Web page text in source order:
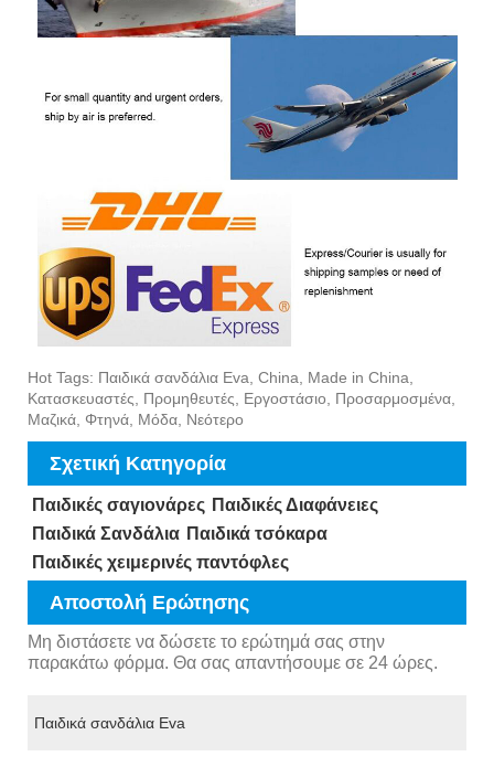
Hot Tags: Παιδικά σανδάλια Eva, China, Made in China,
Κατασκευαστές, Προμηθευτές, Εργοστάσιο, Προσαρμοσμένα,
Μαζικά, Φτηνά, Μόδα, Νεότερο
Σχετική Κατηγορία
Παιδικές σαγιονάρες Παιδικές Διαφάνειες
Παιδικά Σανδάλια Παιδικά τσόκαρα
Παιδικές χειμερινές παντόφλες
Αποστολή Ερώτησης
Μη διστάσετε να δώσετε το ερώτημά σας στην
παρακάτω φόρμα. Θα σας απαντήσουμε σε 24 ώρες.